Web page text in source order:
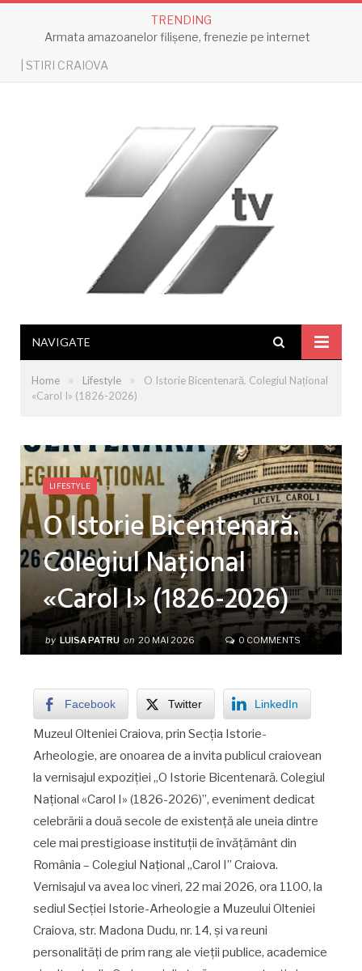
TRENDING
Armata amazoanelor filișene, frenezie pe internet
| STIRI CRAIOVA
NAVIGATE
Home » Lifestyle »
O Istorie Bicentenară. Colegiul Național
«Carol I» (1826-2026)
LIFESTYLE
O Istorie Bicentenară.
Colegiul Național
«Carol I» (1826-2026)
by LUISA PATRU on 20 MAI 2026 0 COMMENTS
Facebook Twitter LinkedIn
Muzeul Olteniei Craiova, prin Secția Istorie-
Arheologie, are onoarea de a invita publicul craiovean
la vernisajul expoziției „O Istorie Bicentenară. Colegiul
Național «Carol I» (1826-2026)”, eveniment dedicat
celebrării a două secole de existență ale uneia dintre
cele mai prestigioase instituții de învățământ din
România – Colegiul Național „Carol I” Craiova.
Vernisajul va avea loc vineri, 22 mai 2026, ora 1100, la
sediul Secției Istorie-Arheologie a Muzeului Olteniei
Craiova, str. Madona Dudu, nr. 14, și va reuni
personalități de prim rang ale vieții publice, academice